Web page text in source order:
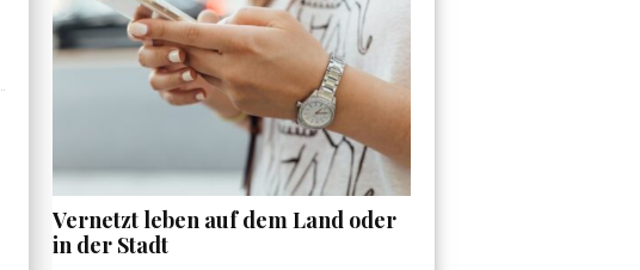
Vernetzt leben auf dem Land oder
in der Stadt